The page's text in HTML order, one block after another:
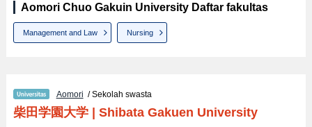
Aomori Chuo Gakuin University Daftar fakultas
Management and Law Nursing
Aomori / Sekolah swasta
柴田学園大学| Shibata Gakuen University